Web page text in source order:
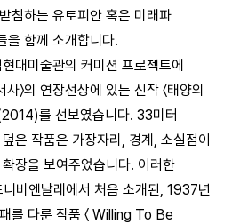
침하는 유토피안 혹은 미래파
을 함께 소개합니다.
대미술관의 커미션 프로젝트에
〉의 연장선상에 있는 신작 〈태양의
(2014)를 선보였습니다. 33미터
은 작품은 가장자리, 경계, 소실점이
장을 보여주었습니다. 이러한
비엔날레에서 처음 소개된, 1937년
를 다룬 작품 〈 Willing To Be